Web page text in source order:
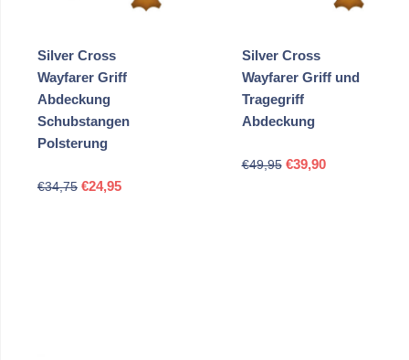
Silver Cross
Wayfarer Griff
Abdeckung
Schubstangen
Polsterung
€34,75 Ursprünglicher
€24,95Aktueller
Silver Cross
Wayfarer Griff und
Tragegriff
Abdeckung
€49,95 Ursprünglicher
€39,90Aktueller